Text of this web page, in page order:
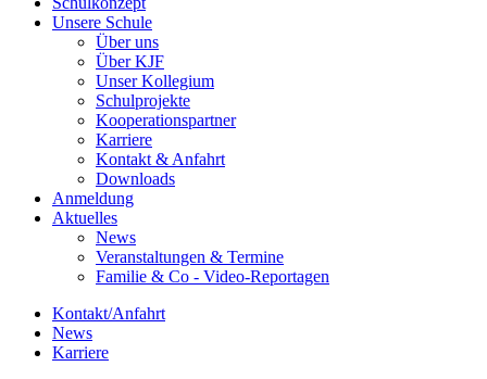
Unsere Schule
Über uns
Über KJF
Unser Kollegium
Schulprojekte
Kooperationspartner
Karriere
Kontakt & Anfahrt
Downloads
Anmeldung
Aktuelles
News
Veranstaltungen & Termine
Familie & Co - Video-Reportagen
Kontakt/Anfahrt
News
Karriere